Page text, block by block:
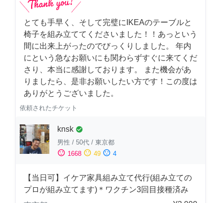
とても手早く、そして完璧にIKEAのテーブルと
椅子を組み立ててくださいました！！あっという
間に出来上がったのでびっくりしました。 年内
にという急なお願いにも関わらずすぐに来てくだ
さり、本当に感謝しております。 また機会があ
りましたら、是非お願いしたい方です！この度は
ありがとうございました。
依頼されたチケット
knsk check_circle
男性 / 50代 / 東京都
sentiment_satisfied 1668 sentiment_neutral 49 sentiment_dissatisfied 4
【当日可】イケア家具組み立て代行(組み立ての
プロが組み立てます)＊ワクチン3回目接種済み